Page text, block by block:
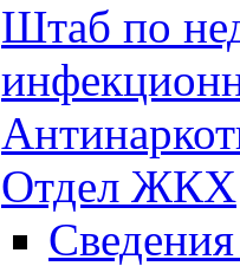
Штаб по
Отдел ЖКХ